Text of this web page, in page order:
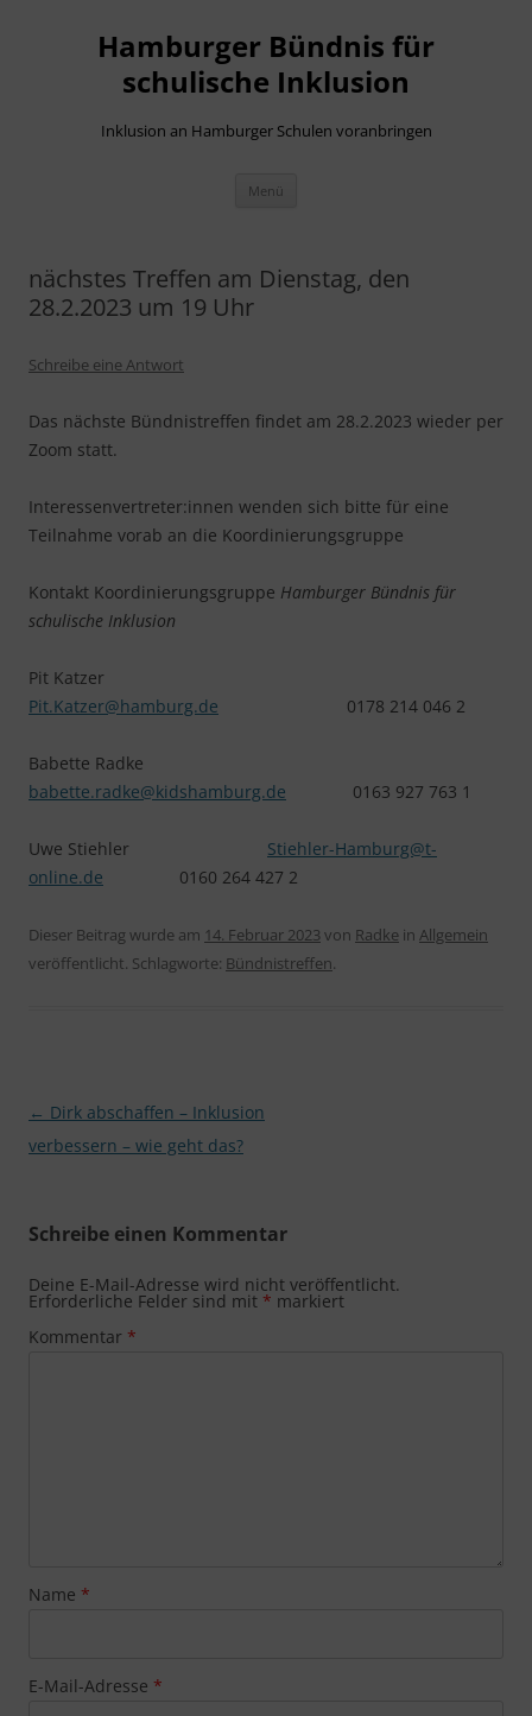
Hamburger Bündnis für
schulische Inklusion
Inklusion an Hamburger Schulen voranbringen
Menü
nächstes Treffen am Dienstag, den
28.2.2023 um 19 Uhr
Schreibe eine Antwort
Das nächste Bündnistreffen findet am 28.2.2023 wieder per
Zoom statt.
Interessenvertreter:innen wenden sich bitte für eine
Teilnahme vorab an die Koordinierungsgruppe
Kontakt Koordinierungsgruppe Hamburger Bündnis für
schulische Inklusion
Pit Katzer
Pit.Katzer@hamburg.de 0178 214 046 2
Babette Radke
babette.radke@kidshamburg.de 0163 927 763 1
Uwe Stiehler Stiehler-Hamburg@t-
online.de 0160 264 427 2
Dieser Beitrag wurde am 14. Februar 2023von Radke in Allgemein
veröffentlicht. Schlagworte: Bündnistreffen.
Beitragsnavigation
← Dirk abschaffen – Inklusion
verbessern – wie geht das?
Schreibe einen Kommentar
Deine E-Mail-Adresse wird nicht veröffentlicht.
Erforderliche Felder sind mit * markiert
Kommentar *
Name *
E-Mail-Adresse *